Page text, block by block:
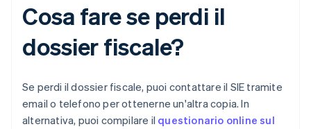
Cosa fare se perdi il
dossier fiscale?
Se perdi il dossier fiscale, puoi contattare il SIE tramite
email o telefono per ottenerne un'altra copia. In
alternativa, puoi compilare il questionario online sul